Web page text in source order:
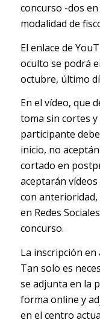
concurso -dos
modalidad de
El enlace de
oculto se podrá
octubre, último
En el vídeo, que
toma sin cortes
participante
inicio, no
cortado en
aceptarán
con anterioridad,
en Redes
concurso.
La inscripción
Tan solo es
se adjunta en la
forma online y
en el centro